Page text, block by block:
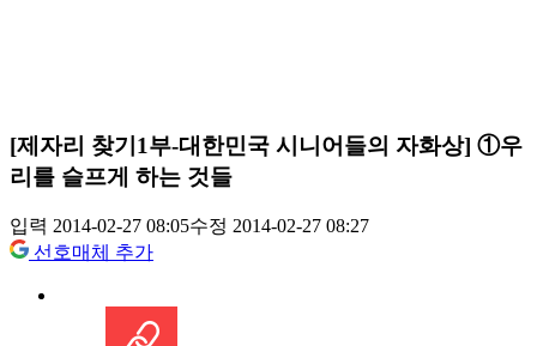
[제자리 찾기1부-대한민국 시니어들의 자화상] ①우
리를 슬프게 하는 것들
입력 2014-02-27 08:05수정 2014-02-27 08:27
선호매체 추가